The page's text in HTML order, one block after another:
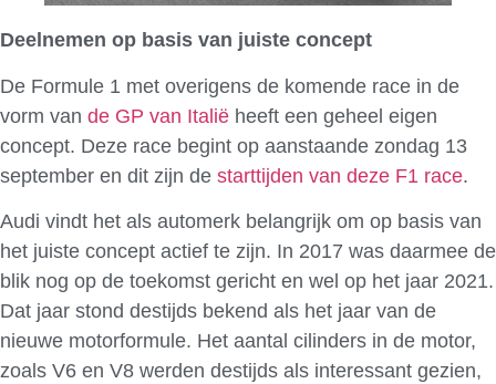
Deelnemen op basis van juiste concept
De Formule 1 met overigens de komende race in de
vorm van de GP van Italië heeft een geheel eigen
concept. Deze race begint op aanstaande zondag 13
september en dit zijn de starttijden van deze F1 race.
Audi vindt het als automerk belangrijk om op basis van
het juiste concept actief te zijn. In 2017 was daarmee de
blik nog op de toekomst gericht en wel op het jaar 2021.
Dat jaar stond destijds bekend als het jaar van de
nieuwe motorformule. Het aantal cilinders in de motor,
zoals V6 en V8 werden destijds als interessant gezien,